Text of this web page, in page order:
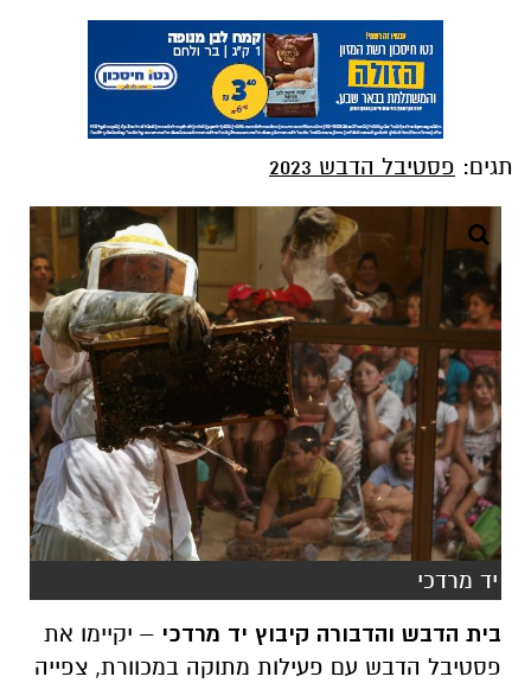
תגים: פסטיבל הדבש 2023
יד מרדכי
בית הדבש והדבורה קיבוץ יד מרדכי – יקיימו את
פסטיבל הדבש עם פעילות מתוקה במכוורת, צפייה